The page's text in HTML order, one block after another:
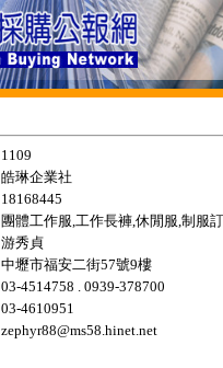
1109
皓琳企業社
18168445
團體工作服,工作長褲,休閒服,制服
游秀貞
中壢市福安二街57號9樓
03-4514758 . 0939-378700
03-4610951
zephyr88@ms58.hinet.net